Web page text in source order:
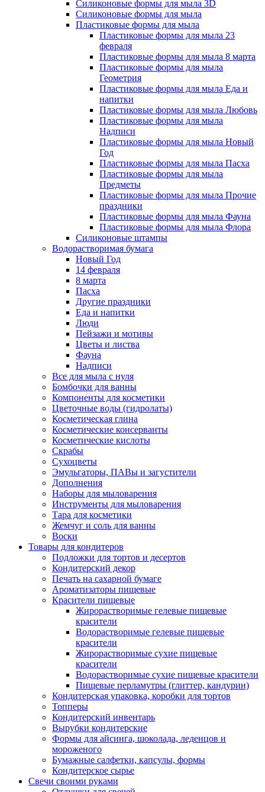
Силиконовые формы для мыла 3D
Силиконовые формы для мыла
Пластиковые формы для мыла
Пластиковые формы для мыла 23
февраля
Пластиковые формы для мыла 8 марта
Пластиковые формы для мыла
Геометрия
Пластиковые формы для мыла Еда и
напитки
Пластиковые формы для мыла Любовь
Пластиковые формы для мыла
Надписи
Пластиковые формы для мыла Новый
Год
Пластиковые формы для мыла Пасха
Пластиковые формы для мыла
Предметы
Пластиковые формы для мыла Прочие
праздники
Пластиковые формы для мыла Фауна
Пластиковые формы для мыла Флора
Силиконовые штампы
Водорастворимая бумага
Новый Год
14 февраля
8 марта
Пасха
Другие праздники
Еда и напитки
Люди
Пейзажи и мотивы
Цветы и листва
Фауна
Надписи
Все для мыла с нуля
Бомбочки для ванны
Компоненты для косметики
Цветочные воды (гидролаты)
Косметическая глина
Косметические консерванты
Косметические кислоты
Скрабы
Сухоцветы
Эмульгаторы, ПАВы и загустители
Дополнения
Наборы для мыловарения
Инструменты для мыловарения
Тара для косметики
Жемчуг и соль для ванны
Воски
Товары для кондитеров
Подложки для тортов и десертов
Кондитерский декор
Печать на сахарной бумаге
Ароматизаторы пищевые
Красители пищевые
Жирорастворимые гелевые пищевые
красители
Водорастворимые гелевые пищевые
красители
Жирорастворимые сухие пищевые
красители
Водорастворимые сухие пищевые красители
Пищевые перламутры (глиттер, кандурин)
Кондитерская упаковка, коробки для тортов
Топперы
Кондитерский инвентарь
Вырубки кондитерские
Формы для айсинга, шоколада, леденцов и
мороженого
Бумажные салфетки, капсулы, формы
Кондитерское сырье
Свечи своими руками